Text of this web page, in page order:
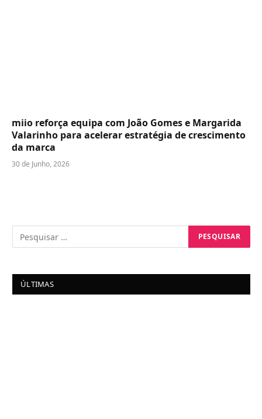
miio reforça equipa com João Gomes e Margarida
Valarinho para acelerar estratégia de crescimento
da marca
30 de Junho, 2026
ÚLTIMAS